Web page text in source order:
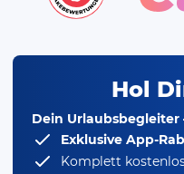
Hol
Dein Urlaubsbegleiter
Exklusive App-
Komplett